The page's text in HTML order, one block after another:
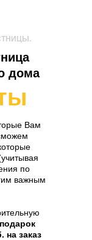
дома
Вам
по
важным
подарок
на заказ